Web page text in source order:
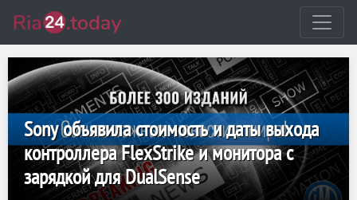
Sony объявила стоимость и даты выхода
контроллера FlexStrike и монитора с
зарядкой для DualSense